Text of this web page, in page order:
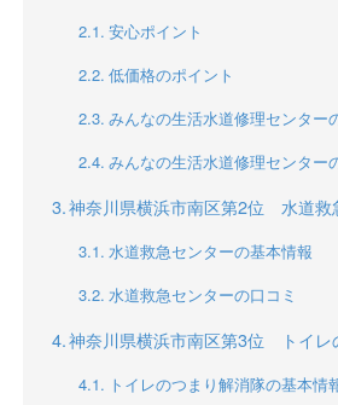
安心ポイント
低価格のポイント
みんなの生活水道修理センター
みんなの生活水道修理センター
神奈川県横浜市南区第2位 水道救
水道救急センターの基本情報
水道救急センターの口コミ
神奈川県横浜市南区第3位 トイレ
トイレのつまり解消隊の基本情